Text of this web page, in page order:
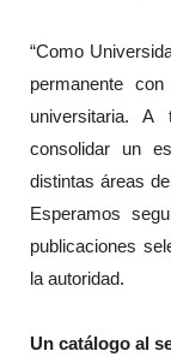
“Como
permanente
universitaria. A
consolidar un
distintas áreas
Esperamos
publicaciones
la autoridad.
Un catálogo al